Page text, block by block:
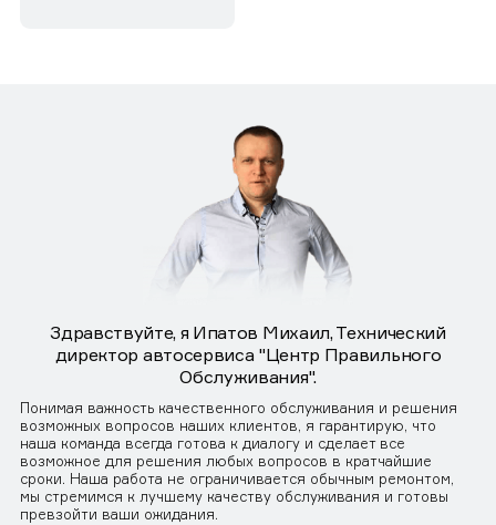
Здравствуйте, я Ипатов Михаил, Технический
директор автосервиса "Центр Правильного
Обслуживания".
Понимая важность качественного обслуживания и решения
возможных вопросов наших клиентов, я гарантирую, что
наша команда всегда готова к диалогу и сделает все
возможное для решения любых вопросов в кратчайшие
сроки. Наша работа не ограничивается обычным ремонтом,
мы стремимся к лучшему качеству обслуживания и готовы
превзойти ваши ожидания.